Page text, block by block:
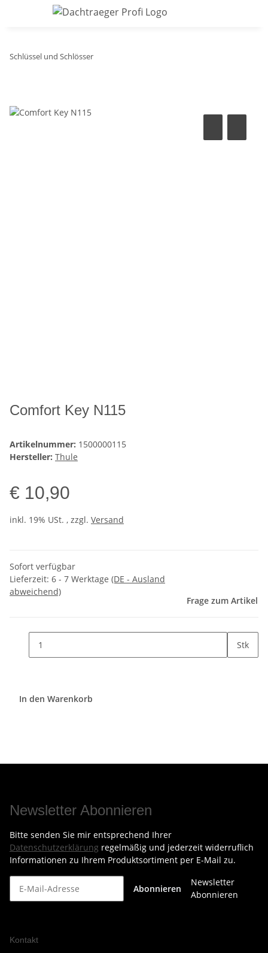
Schlüssel und Schlösser
Comfort Key N115
Artikelnummer: 1500000115
Hersteller: Thule
€ 10,90
inkl. 19% USt. , zzgl. Versand
Sofort verfügbar
Lieferzeit: 6 - 7 Werktage (DE - Ausland
abweichend)
Frage zum Artikel
Stk
In den Warenkorb
Newsletter Abonnieren
Bitte senden Sie mir entsprechend Ihrer
Datenschutzerklärung regelmäßig und jederzeit widerruflich
Informationen zu Ihrem Produktsortiment per E-Mail zu.
Abonnieren
Newsletter
Abonnieren
Kontakt